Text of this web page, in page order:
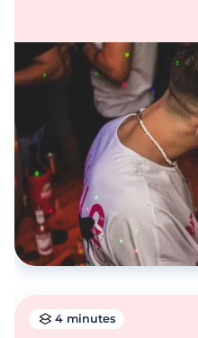
4 minutes
Rencontrez des
4 minutes